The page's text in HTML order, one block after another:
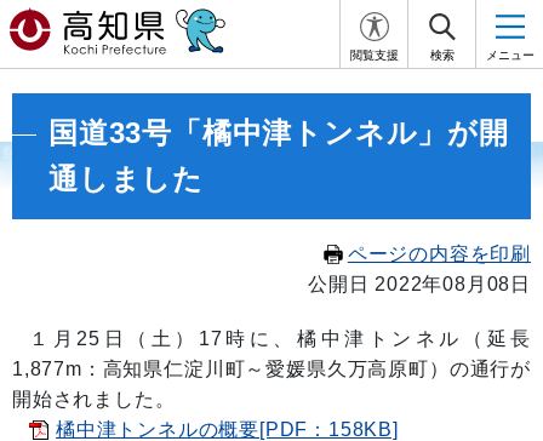
閲覧支援 検索 メニュー
国道33号「橘中津トンネル」が開
通しました
ページの内容を印刷
公開日 2022年08月08日
１月25日（土）17時に、橘中津トンネル（ 延長
1,877m：高知県仁淀川町～愛媛県久万高原町）の通行が
開始されました 。
橘中津トンネルの概要[PDF：158KB]